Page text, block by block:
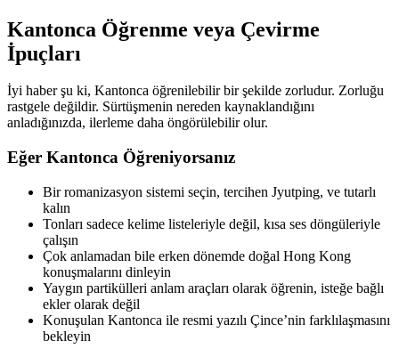
Kantonca Öğrenme veya Çevirme
İpuçları
İyi haber şu ki, Kantonca öğrenilebilir bir şekilde zorludur. Zorluğu
rastgele değildir. Sürtüşmenin nereden kaynaklandığını
anladığınızda, ilerleme daha öngörülebilir olur.
Eğer Kantonca Öğreniyorsanız
Bir romanizasyon sistemi seçin, tercihen Jyutping, ve tutarlı
kalın
Tonları sadece kelime listeleriyle değil, kısa ses döngüleriyle
çalışın
Çok anlamadan bile erken dönemde doğal Hong Kong
konuşmalarını dinleyin
Yaygın partikülleri anlam araçları olarak öğrenin, isteğe bağlı
ekler olarak değil
Konuşulan Kantonca ile resmi yazılı Çince’nin farklılaşmasını
bekleyin